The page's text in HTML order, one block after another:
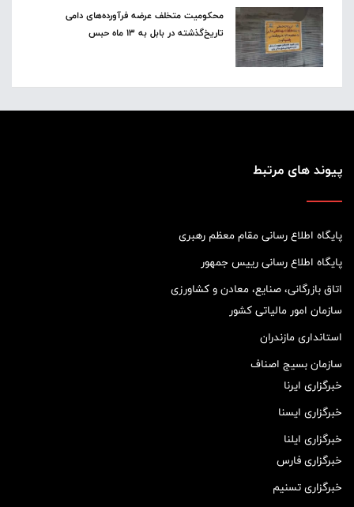
محکومیت متخلف عرضه فرآورده‌های دامی
تاریخ‌گذشته در بابل به ۱۳ ماه حبس
پیوند های مرتبط
پایگاه اطلاع رسانی مقام معظم رهبری
پایگاه اطلاع رسانی رییس جمهور
اتاق بازرگانی، صنایع، معادن و کشاورزی
سازمان امور مالیاتی کشور
استانداری مازندران
سازمان بسیج اصناف
خبرگزاری ایرنا
خبرگزاری ایسنا
خبرگزاری ایلنا
خبرگزاری فارس
خبرگزاری تسنیم